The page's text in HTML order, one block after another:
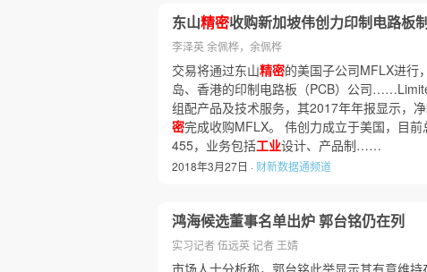
东山精密收购新加坡伟创力印制电路板
李泽英 余佩桦，余佩桦
交易将通过东山精密的美国子公司MFLX进行
岛、香港的印制电路板（PCB）公司
组配产品及技术服务，其2017年年报显示，
密完成收购MFLX。 伟创力成立于美国，目
455，业务包括工业设计、产品制……
2018年3月27日 · 财新数据通频道
鸿海候选董事名单出炉 郭台铭仍在列
实习记者 伍远英 记者 王婧
市场人士分析称，郭台铭此举显示其有意维持